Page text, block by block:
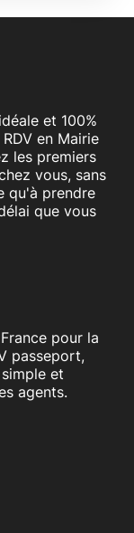
et 100%
en Mairie
les premiers
vous, sans
qu'à prendre
que vous
pour la
passeport,
et
agents.